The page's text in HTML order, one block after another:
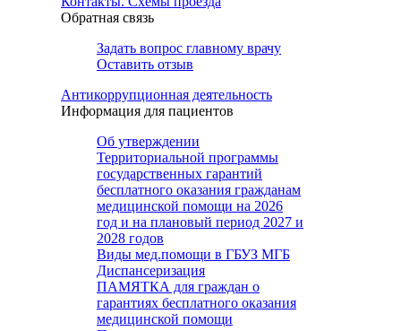
Обратная связь
Задать вопрос главному врачу
Оставить отзыв
Антикоррупционная деятельность
Информация для пациентов
Об утверждении
Территориальной программы
государственных гарантий
бесплатного оказания гражданам
медицинской помощи на 2026
год и на плановый период 2027 и
2028 годов
Виды мед.помощи в ГБУЗ МГБ
Диспансеризация
ПАМЯТКА для граждан о
гарантиях бесплатного оказания
медицинской помощи